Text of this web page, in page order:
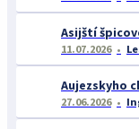
Asijští
11.07.2026
27.06.2026